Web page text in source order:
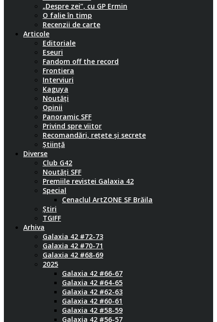
„Despre zei”, cu GP Ermin
O falie în timp
Recenzii de carte
Articole
Editoriale
Eseuri
Fandom off the record
Frontiera
Interviuri
Kaguya
Noutăți
Opinii
Panoramic SFF
Privind spre viitor
Recomandări, rețete și secrete
Știință
Diverse
Club G42
Noutăți SFF
Premiile revistei Galaxia 42
Special
Cenaclul ArtZONE SF Brăila
Știri
TGIFF
Arhiva
Galaxia 42 #72-73
Galaxia 42 #70-71
Galaxia 42 #68-69
2025
Galaxia 42 #66-67
Galaxia 42 #64-65
Galaxia 42 #62-63
Galaxia 42 #60-61
Galaxia 42 #58-59
Galaxia 42 #56-57